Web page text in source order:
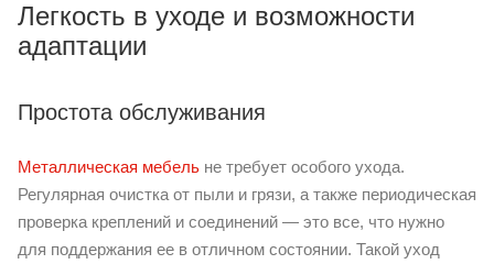
Легкость в уходе и возможности
адаптации
Простота обслуживания
Металлическая мебель не требует особого ухода.
Регулярная очистка от пыли и грязи, а также периодическая
проверка креплений и соединений — это все, что нужно
для поддержания ее в отличном состоянии. Такой уход